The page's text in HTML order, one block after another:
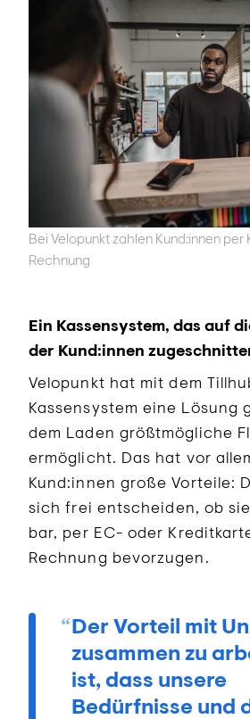
Bei Velopunkt zahlen Kund:innen per
Rechnung
Ein Kassensystem, das auf
der Kund:innen
Velopunkt hat mit dem
Kassensystem eine Lösung
dem Laden größtmögliche
ermöglicht. Das hat vor
Kund:innen große Vorteile:
sich frei entscheiden, ob
bar, per EC- oder
Rechnung bevorzugen.
Der Vorteil mit
zusammen zu
ist, dass unsere
Bedürfnisse und